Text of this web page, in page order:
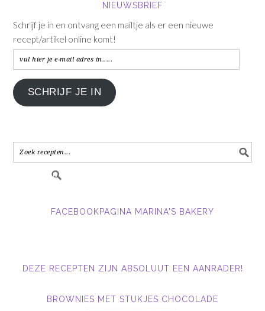
NIEUWSBRIEF
Schrijf je in en ontvang een mailtje als er een nieuwe
recept/artikel online komt!
vul
hier
je
e-
in.....
SCHRIJF JE IN
FACEBOOKPAGINA MARINA'S BAKERY
DEZE RECEPTEN ZIJN ABSOLUUT EEN AANRADER!
BROWNIES MET STUKJES CHOCOLADE